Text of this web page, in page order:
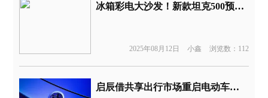
冰箱彩电大沙发！新款坦克500预售36万元起
2025年08月12日 小鑫 浏览数：112
启辰借共享出行市场重启电动车攻势！ 须介入出行平台